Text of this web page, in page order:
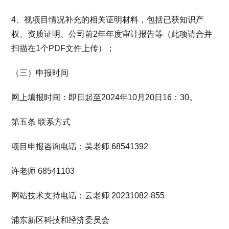
4、视项目情况补充的相关证明材料，包括已获知识产
权、资质证明、公司前2年年度审计报告等（此项请合并
扫描在1个PDF文件上传）；
（三）申报时间
网上填报时间：即日起至2024年10月20日16：30。
第五条 联系方式
项目申报咨询电话：吴老师 68541392
许老师 68541103
网站技术支持电话：云老师 20231082-855
浦东新区科技和经济委员会